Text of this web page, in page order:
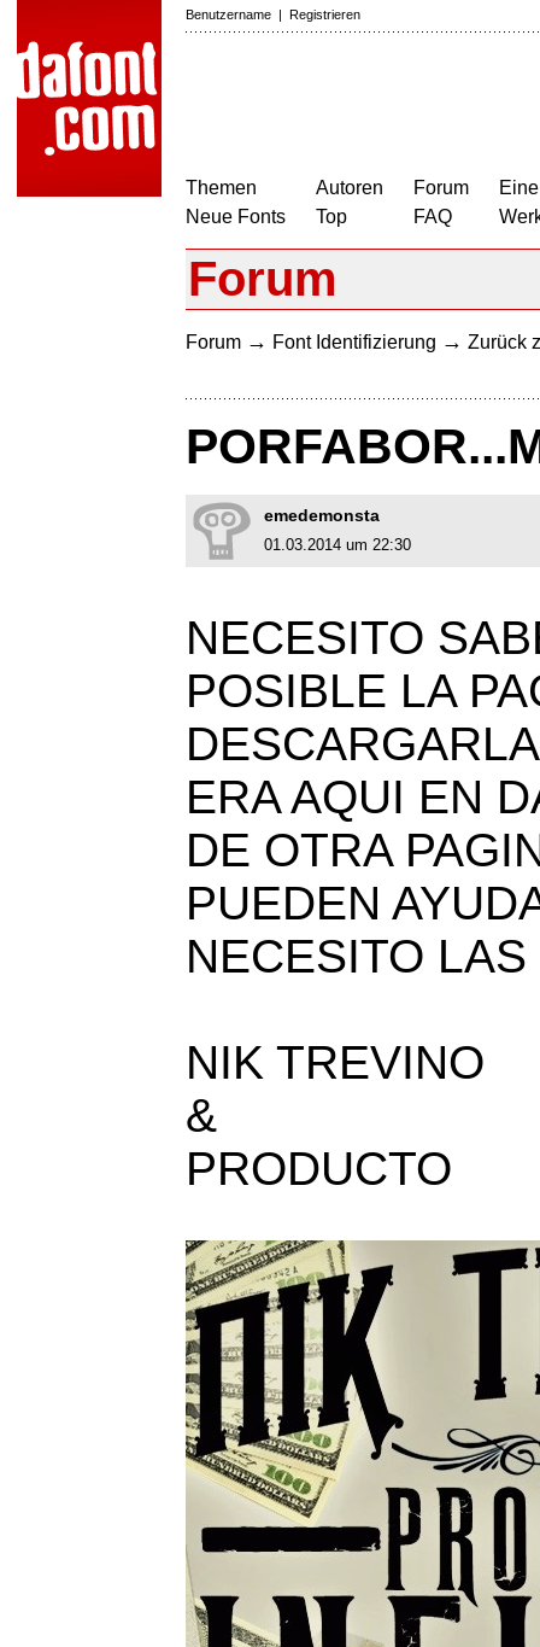
Benutzername | Registrieren
Themen
Neue Fonts
Autoren
Top
Forum
FAQ
Forum
Forum → Font Identifizierung → Zurück
emedemonsta
01.03.2014 um 22:30
NECESITO
POSIBLE LA
ERA AQUI EN
DE OTRA
PUEDEN
NECESITO
NIK TREVINO
&
PRODUCTO